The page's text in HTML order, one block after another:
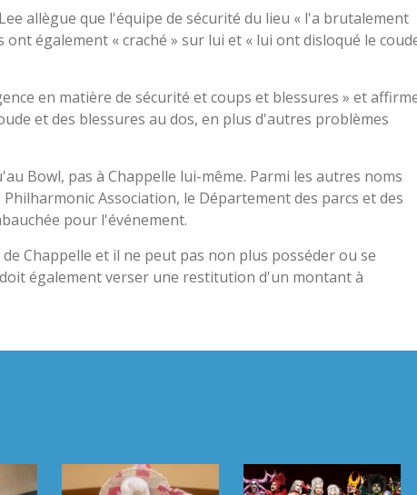
allègue que l'équipe de sécurité du lieu « l'a brutalement
également « craché » sur lui et « lui ont disloqué le
en matière de sécurité et coups et blessures » et
et des blessures au dos, en plus d'autres problèmes
Bowl, pas à Chappelle lui-même. Parmi les autres noms
Association, le Département des parcs et des
pour l'événement.
Chappelle et il ne peut pas non plus posséder ou se
également verser une restitution d'un montant à